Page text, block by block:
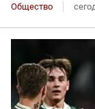
Общество